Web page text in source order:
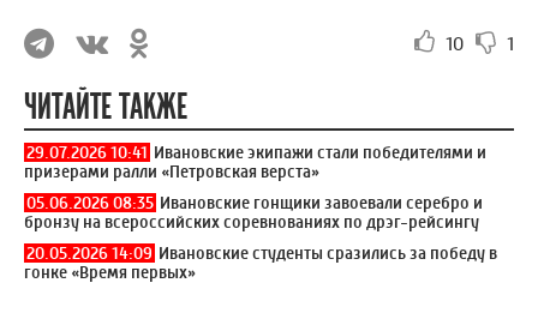
10 1
ЧИТАЙТЕ ТАКЖЕ
29.07.2026 10:41 Ивановские экипажи стали победителями и
призерами ралли «Петровская верста»
05.06.2026 08:35 Ивановские гонщики завоевали серебро и
бронзу на всероссийских соревнованиях по дрэг-рейсингу
20.05.2026 14:09 Ивановские студенты сразились за победу в
гонке «Время первых»